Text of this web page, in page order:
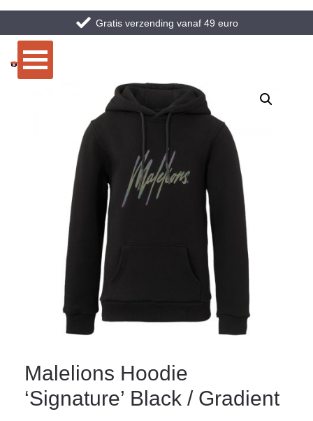
Gratis verzending vanaf 49 euro
Malelions Hoodie
‘Signature’ Black / Gradient